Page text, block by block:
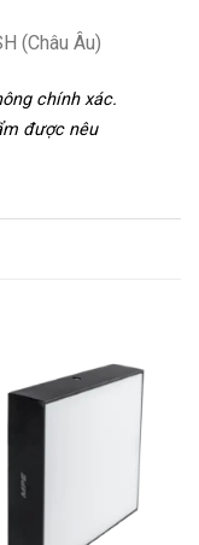
(Châu Âu)
chính xác.
được nêu